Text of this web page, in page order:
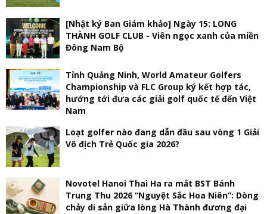
[Nhật ký Ban Giám khảo] Ngày 15: LONG
THÀNH GOLF CLUB - Viên ngọc xanh của miền
Đông Nam Bộ
Tỉnh Quảng Ninh, World Amateur Golfers
Championship và FLC Group ký kết hợp tác,
hướng tới đưa các giải golf quốc tế đến Việt
Nam
Loạt golfer nào đang dẫn đầu sau vòng 1 Giải
Vô địch Trẻ Quốc gia 2026?
Novotel Hanoi Thai Ha ra mắt BST Bánh
Trung Thu 2026 “Nguyệt Sắc Hoa Niên”: Dòng
chảy di sản giữa lòng Hà Thành đương đại